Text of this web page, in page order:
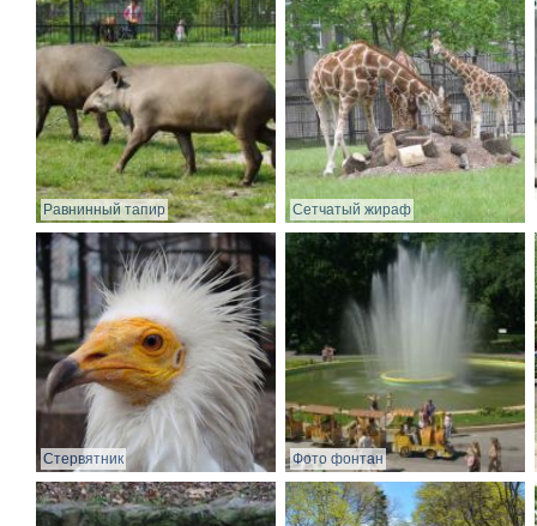
Равнинный тапир Сетчатый жираф
Стервятник Фото фонтан